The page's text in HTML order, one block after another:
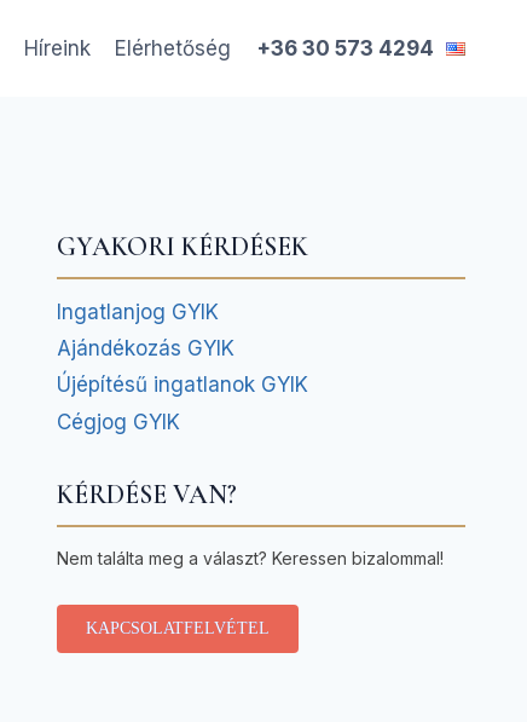
Híreink Elérhetőség +36 30 573 4294
GYAKORI KÉRDÉSEK
Ingatlanjog GYIK
Ajándékozás GYIK
Újépítésű ingatlanok GYIK
Cégjog GYIK
KÉRDÉSE VAN?
Nem találta meg a választ? Keressen bizalommal!
KAPCSOLATFELVÉTEL